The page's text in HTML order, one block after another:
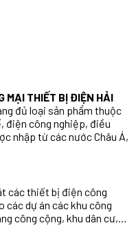
MẠI THIẾT BỊ ĐIỆN HẢI
đủ loại sản phẩm thuộc
điện công nghiệp, điều
nhập từ các nước Châu Á,
các thiết bị điện công
các dự án các khu công
công cộng, khu dân cư,…